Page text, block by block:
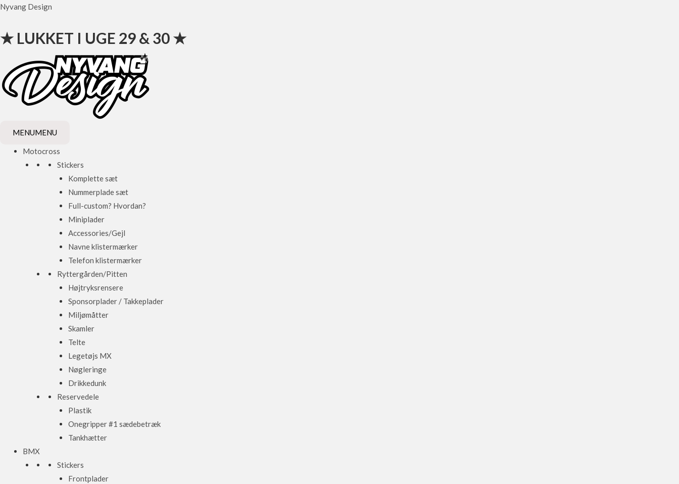
Gå
indholdet
Nyvang Design
★ LUKKET I UGE 29 & 30 ★
MENUMENU
Motocross
Stickers
Komplette sæt
Nummerplade sæt
Full-custom? Hvordan?
Miniplader
Accessories/Gejl
Navne klistermærker
Telefon klistermærker
Ryttergården/Pitten
Højtryksrensere
Sponsorplader / Takkeplader
Miljømåtter
Skamler
Telte
Legetøjs MX
Nøgleringe
Drikkedunk
Reservedele
Plastik
Onegripper #1 sædebetræk
Tankhætter
BMX
Stickers
Frontplader